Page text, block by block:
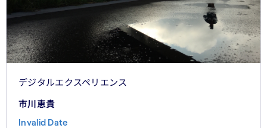
デジタルエクスペリエンス
市川恵貴
Invalid Date